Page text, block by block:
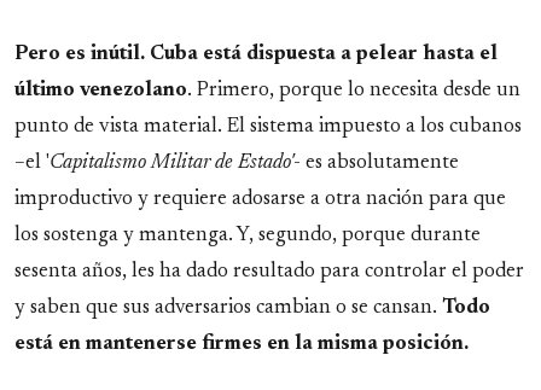
Pero es inútil. Cuba está dispuesta a pelear hasta el
último venezolano. Primero, porque lo necesita desde un
punto de vista material. El sistema impuesto a los cubanos
–el 'Capitalismo Militar de Estado'- es absolutamente
improductivo y requiere adosarse a otra nación para que
los sostenga y mantenga. Y, segundo, porque durante
sesenta años, les ha dado resultado para controlar el poder
y saben que sus adversarios cambian o se cansan. Todo
está en mantenerse firmes en la misma posición.